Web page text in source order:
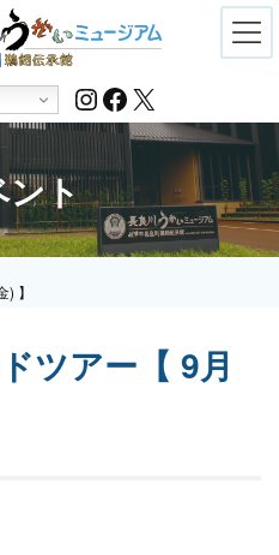
Instagram
Facebook
X
ント
】
ツアー【 9月